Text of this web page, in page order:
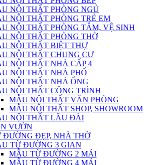
NỘI THẤT PHÒNG NGỦ
NỘI THẤT PHÒNG TRẺ EM
NỘI THẤT PHÒNG TẮM, VỆ SINH
NỘI THẤT PHÒNG THỜ
NỘI THẤT BIỆT THỰ
NỘI THẤT CHUNG CƯ
NỘI THẤT NHÀ CẤP 4
NỘI THẤT NHÀ PHỐ
NỘI THẤT NHÀ ỐNG
NỘI THẤT CÔNG TRÌNH
MẪU NỘI THẤT VĂN PHÒNG
MẪU NỘI THẤT SHOP, SHOWROOM
NỘI THẤT LÂU ĐÀI
VƯỜN
ĐƯỜNG ĐẸP, NHÀ THỜ
TỪ ĐƯỜNG 3 GIAN
MẪU TỪ ĐƯỜNG 2 MÁI
MẪU TỪ ĐƯỜNG 4 MÁI